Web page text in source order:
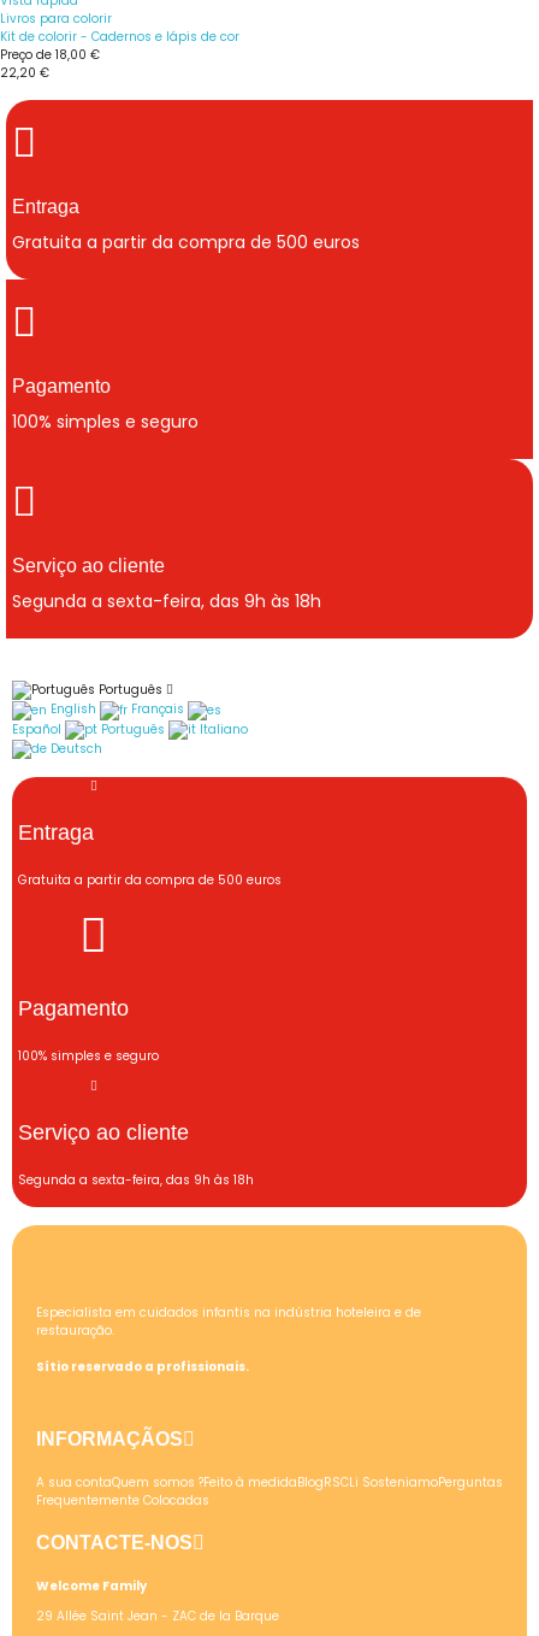
Livros para colorir
Kit de colorir - Cadernos e lápis de cor
Preço de 18,00 €
22,20 €
Entraga
Gratuita a partir da compra de 500 euros
Pagamento
100% simples e seguro
Serviço ao cliente
Segunda a sexta-feira, das 9h às 18h
Português
English
Français
Español
Português
Italiano
Deutsch
Entraga
Gratuita a partir da compra de 500 euros
Pagamento
100% simples e seguro
Serviço ao cliente
Segunda a sexta-feira, das 9h às 18h
Especialista em cuidados infantis na indústria hoteleira e de
restauração.
Sítio reservado a profissionais.
INFORMAÇÃOS
A sua contaQuem somos ?Feito à medidaBlogRSCLi SosteniamoPerguntas
Frequentemente Colocadas
CONTACTE-NOS
Welcome Family
29 Allée Saint Jean - ZAC de la Barque